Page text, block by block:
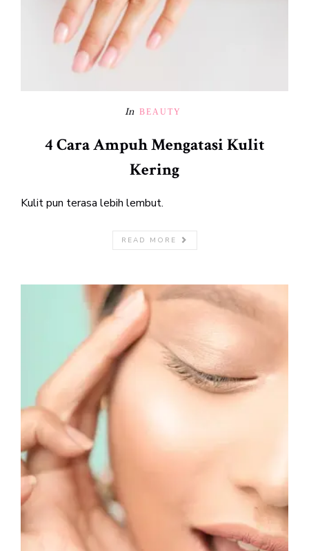
In BEAUTY
4 Cara Ampuh Mengatasi Kulit
Kering
Kulit pun terasa lebih lembut.
READ MORE